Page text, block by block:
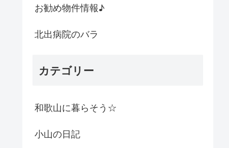
お勧め物件情報♪
北出病院のバラ
カテゴリー
和歌山に暮らそう☆
小山の日記